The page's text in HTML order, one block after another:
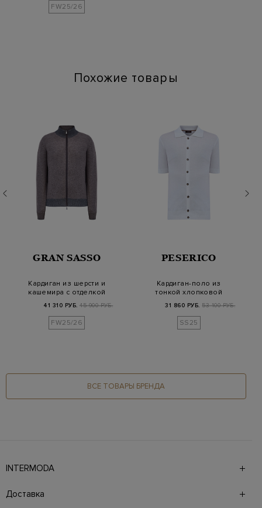
FW25/26
Похожие товары
GRAN SASSO
Кардиган из шерсти и
кашемира с отделкой
41 310 РУБ. 45 900 РУБ.
FW25/26
PESERICO
Кардиган-поло из
тонкой хлопковой
31 860 РУБ. 53 100 РУБ.
SS25
ВСЕ ТОВАРЫ БРЕНДА
INTERMODA
брендов на 4 этажах в самом центре города. На сайте
также презентованы новинки с последних показов и
Доставка